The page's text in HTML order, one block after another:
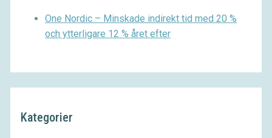
One Nordic – Minskade indirekt tid med 20 %
och ytterligare 12 % året efter
Kategorier